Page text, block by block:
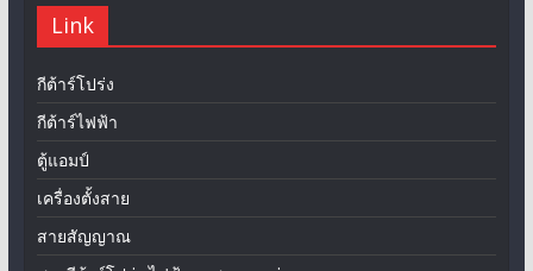
Link
กีต้าร์โปร่ง
กีต้าร์ไฟฟ้า
ตู้แอมป์
เครื่องตั้งสาย
สายสัญญาณ